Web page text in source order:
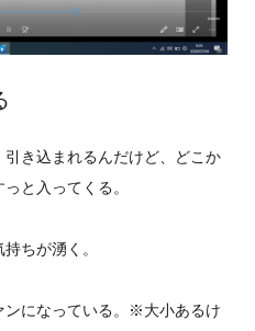
き込まれるんだけど、どこか
と入ってくる。
ちが湧く。
ンになっている。※大小あるけ